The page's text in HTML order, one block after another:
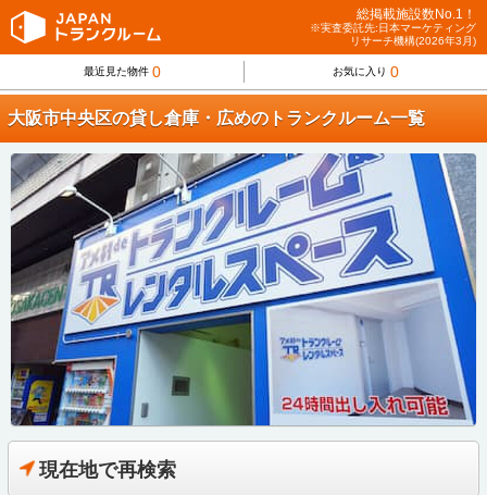
総掲載施設数No.1！
※実査委託先:日本マーケティング
リサーチ機構(2026年3月)
最近見た物件 0 お気に入り 0
大阪市中央区の貸し倉庫・広めのトランクルーム一覧
現在地で再検索